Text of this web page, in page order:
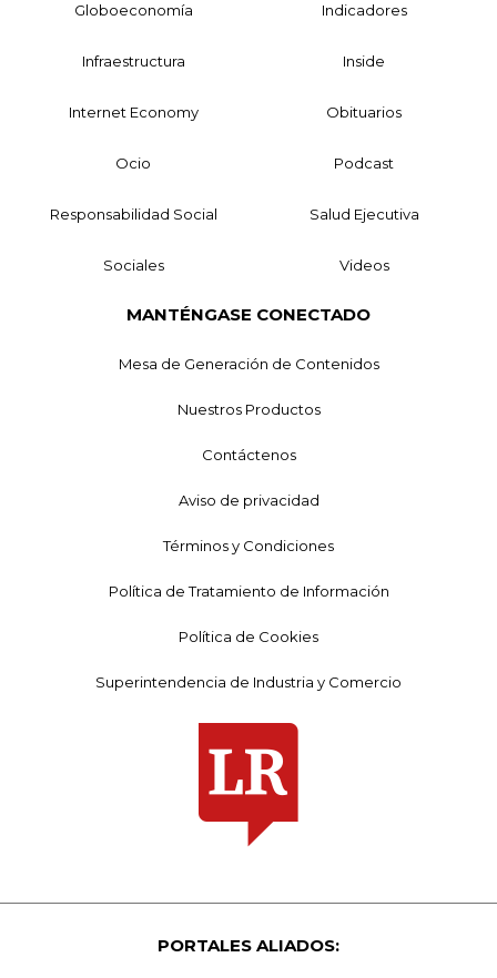
Globoeconomía Indicadores
Infraestructura Inside
Internet Economy Obituarios
Ocio Podcast
Responsabilidad Social Salud Ejecutiva
Sociales Videos
MANTÉNGASE CONECTADO
Mesa de Generación de Contenidos
Nuestros Productos
Contáctenos
Aviso de privacidad
Términos y Condiciones
Política de Tratamiento de Información
Política de Cookies
Superintendencia de Industria y Comercio
PORTALES ALIADOS: